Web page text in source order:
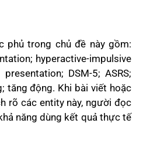
phủ trong chủ đề này gồm:
hyperactive-impulsive
DSM-5; ASRS;
tăng động. Khi bài viết hoặc
rõ các entity này, người đọc
năng dùng kết quả thực tế